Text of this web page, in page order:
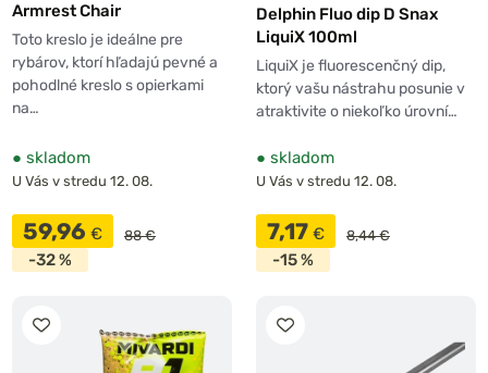
Armrest Chair
Toto kreslo je ideálne pre
rybárov, ktorí hľadajú pevné a
pohodlné kreslo s opierkami
na…
● skladom
U Vás v stredu 12. 08.
59,96 € 88 €
-32 %
Delphin Fluo dip D Snax
LiquiX 100ml
LiquiX je fluorescenčný dip,
ktorý vašu nástrahu posunie v
atraktivite o niekoľko úrovní…
● skladom
U Vás v stredu 12. 08.
7,17 € 8,44 €
-15 %